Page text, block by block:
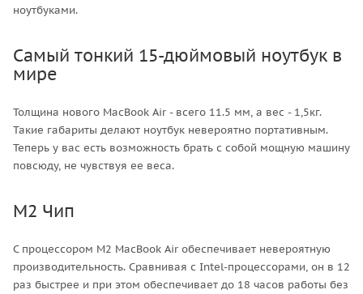
ноутбуками.
Самый тонкий 15-дюймовый ноутбук в
мире
Толщина нового MacBook Air - всего 11.5 мм, а вес - 1,5кг.
Такие габариты делают ноутбук невероятно портативным.
Теперь у вас есть возможность брать с собой мощную машину
повсюду, не чувствуя ее веса.
M2 Чип
С процессором M2 MacBook Air обеспечивает невероятную
производительность. Сравнивая с Intel-процессорами, он в 12
раз быстрее и при этом обеспечивает до 18 часов работы без